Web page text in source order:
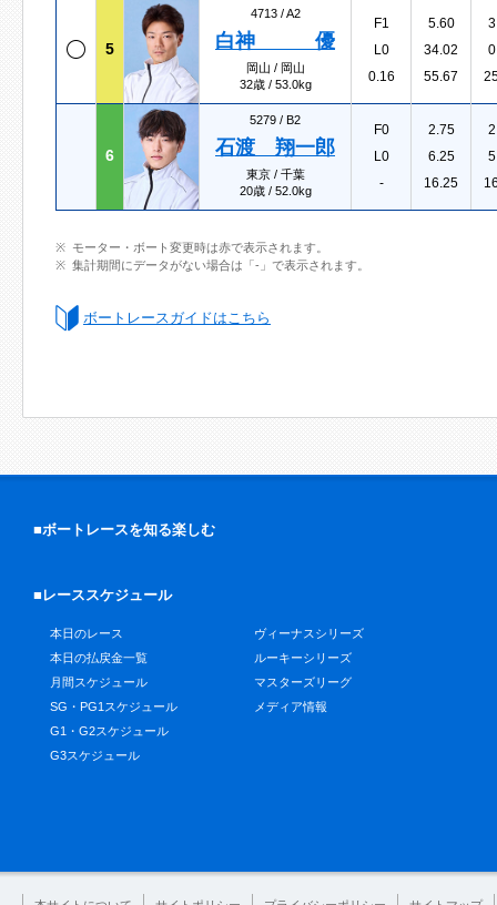
5
4713 /A2
白神 優
岡山 / 岡山
32歳 / 53.0kg
F1
L0
0.16
5.60
34.02
55.67
6
5279 / B2
石渡 翔一郎
東京 / 千葉
20歳 / 52.0kg
F0
L0
-
2.75
6.25
16.25
モーター・ボート変更時は赤で表示されます。
集計期間にデータがない場合は「-」で表示されます。
ボートレースガイドはこちら
■ボートレースを知る楽しむ
■レーススケジュール
本日のレース
本日の払戻金一覧
月間スケジュール
SG・PG1スケジュール
G1・G2スケジュール
G3スケジュール
ヴィーナスシリーズ
ルーキーシリーズ
マスターズリーグ
メディア情報